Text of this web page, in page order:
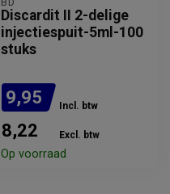
Discardit II 2-delige
injectiespuit-5ml-100
stuks
9,95 Incl. btw
8,22 Excl. btw
Op voorraad